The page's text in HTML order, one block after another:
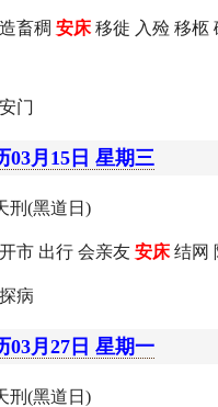
畜稠 安床移徙 入殓 移柩
门
03月15日 星期三
刑(黑道日)
市 出行 会亲友 安床结网
病
03月27日 星期一
刑(黑道日)